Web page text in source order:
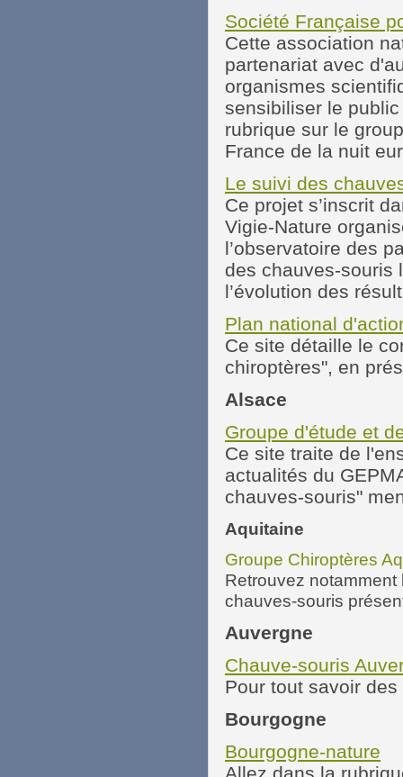
Société Française
Cette association
partenariat avec
organismes
sensibiliser le
rubrique sur le
France de la nuit
Le suivi des
Ce projet s’inscrit
Vigie-Nature
l’observatoire des
des chauves-souris
l’évolution des
Plan national
Ce site détaille le
chiroptères", en
Alsace
Groupe d'étude et
Ce site traite de
actualités du
chauves-souris"
Aquitaine
Groupe Chiroptères
Retrouvez
chauves-souris
Auvergne
Chauve-souris
Pour tout savoir
Bourgogne
Bourgogne-nature